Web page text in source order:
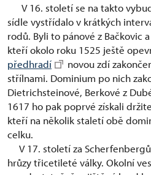
V 16. století se na takto
sídle vystřídalo v krátkých
rodů. Byli to pánové z Bačkovic
kteří okolo roku 1525 ještě
předhradí
novou zdí
střílnami. Dominium po nich
Dietrichsteinové, Berkové z
1617 ho pak poprvé získali
kteří na několik staletí obě
celku.
V 17. století za
hrůzy třicetileté války. Okolní